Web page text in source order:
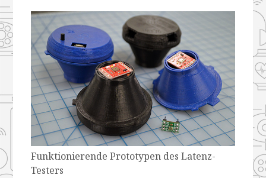
Funktionierende Prototypen des Latenz-
Testers